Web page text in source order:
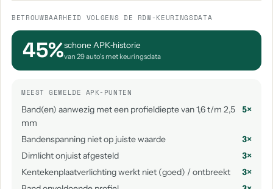
BETROUWBAARHEID VOLGENS DE RDW-KEURINGSDATA
45%schone APK‑historie
van 29 auto's met keuringsdata
MEEST GEMELDE APK-PUNTEN
Band(en) aanwezig met een profieldiepte van 1,6 t/m 2,5
mm
5×
Bandenspanning niet op juiste waarde
3×
Dimlicht onjuist afgesteld
3×
Kentekenplaatverlichting werkt niet (goed) / ontbreekt
3×